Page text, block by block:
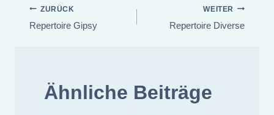
Beitragsnavigation
ZURÜCK
Repertoire Gipsy
WEITER
Repertoire Diverse
Ähnliche Beiträge